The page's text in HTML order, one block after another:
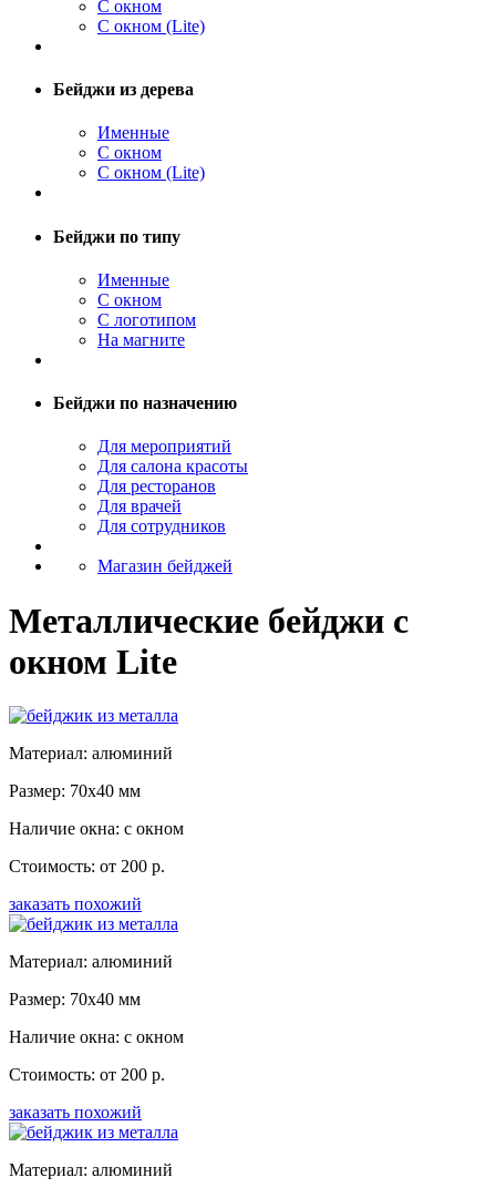
С окном
С окном (Lite)
Бейджи из дерева
Именные
С окном
С окном (Lite)
Бейджи по типу
Именные
С окном
С логотипом
На магните
Бейджи по назначению
Для мероприятий
Для салона красоты
Для ресторанов
Для врачей
Для сотрудников
Магазин бейджей
Металлические бейджи с
окном Lite
Материал: алюминий
Размер: 70x40 мм
Наличие окна: с окном
Стоимость: от 200 р.
заказать похожий
Материал: алюминий
Размер: 70x40 мм
Наличие окна: с окном
Стоимость: от 200 р.
заказать похожий
Материал: алюминий